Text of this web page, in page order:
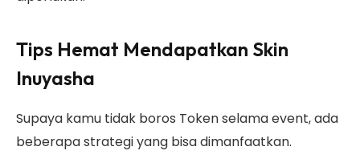
Tips Hemat Mendapatkan Skin
Inuyasha
Supaya kamu tidak boros Token selama event, ada
beberapa strategi yang bisa dimanfaatkan.